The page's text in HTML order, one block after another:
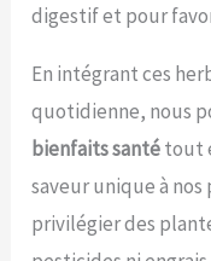
digestif et pour
En intégrant ces
quotidienne, nous
bienfaits santétout
saveur unique à
privilégier des